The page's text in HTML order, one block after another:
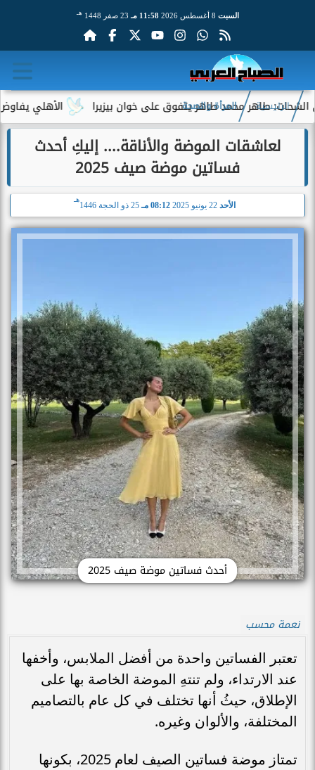
السبت 11:58 مـ 23 صفر 1448 هـ
الأهلي يفاوض أحمد عبد محمد طاهر يتفوق على خوان بيزيرا
الرئيسية المرأة والصحة
لعاشقات الموضة والأناقة.... إليكِ أحدث
فساتين موضة صيف 2025
الأحد 08:12 مـ 25 ذو الحجة 1446
هـ
أحدث فساتين موضة صيف 2025
نعمة محسب
تعتبر الفساتين واحدة من أفضل الملابس، وأخفها
عند الارتداء، ولم تنتهِ الموضة الخاصة بها على
الإطلاق، حيثُ أنها تختلف في كل عام بالتصاميم
المختلفة، والألوان وغيره.
تمتاز موضة فساتين الصيف لعام 2025، بكونها